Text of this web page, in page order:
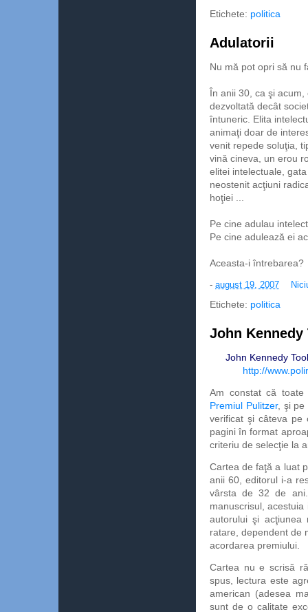
Etichete: politica
Adulatorii
Nu mă pot opri să nu
În anii 30, ca şi
dezvoltată decât
întuneric. Elita
animaţi doar de
venit repede soluţia,
vină cineva, un erou
elitei intelectuale,
neostenit acţiuni
hoţiei ...
Pe cine adulau
Pe cine adulează ei
Aceasta-i întrebarea?
- august 19, 2007
Etichete: politica
John
John Kennedy
http://
Am constat că
Premiul Pulitzer, şi pe
verificat şi câteva pe
pagini în format
criteriu de selecţie la
Cartea de faţă a luat
anii 60, editorul i-a
vârsta de 32 de
manuscrisul,
autorului şi acţiunea
ratare, dependent de
acordarea premiului.
Cartea nu e scrisă
spus, lectura este
american (adesea
sunt de o calitate